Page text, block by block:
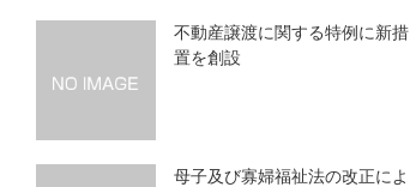
不動産譲渡に関する特例に新措
置を創設
母子及び寡婦福祉法の改正によ